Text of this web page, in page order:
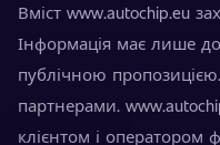
Вміст www.autochip.eu
Інформація має лише
публічною
партнерами.
клієнтом і оператором